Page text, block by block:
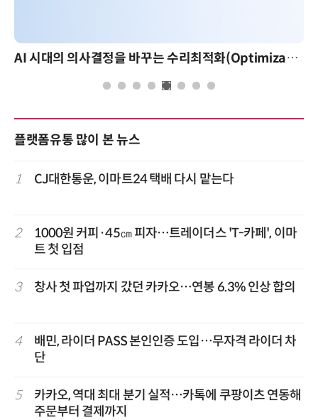
AI 시대의 의사결정을 바꾸는 수리최적화(Optimization): 실제 산업 적용 사례와 활용 전략
플랫폼유통 많이 본 뉴스
1 CJ대한통운, 이마트24 택배 다시 맡는다
2
1000원 커피·45㎝ 피자…트레이더스 'T-카페', 이마
트 첫 입점
3 창사 첫 파업까지 갔던 카카오…연봉 6.3% 인상 합의
4
배민, 라이더 PASS 본인인증 도입…무자격 라이더 차
단
5
카카오, 역대 최대 분기 실적…카톡에 쿠팡이츠 연동해
주문부터 결제까지